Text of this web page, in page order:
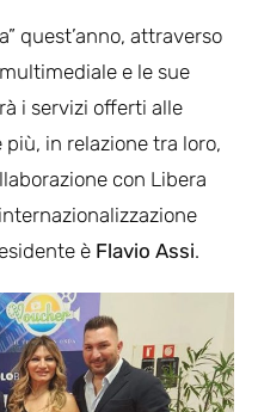
quest’anno, attraverso
e le sue
i servizi offerti alle
in relazione tra loro,
con Libera
è Flavio Assi.